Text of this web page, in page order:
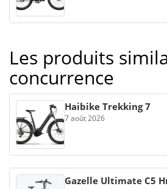
Les produits
concurrence
Haibike Trekking 7
7 août 2026
Gazelle Ultimate C5